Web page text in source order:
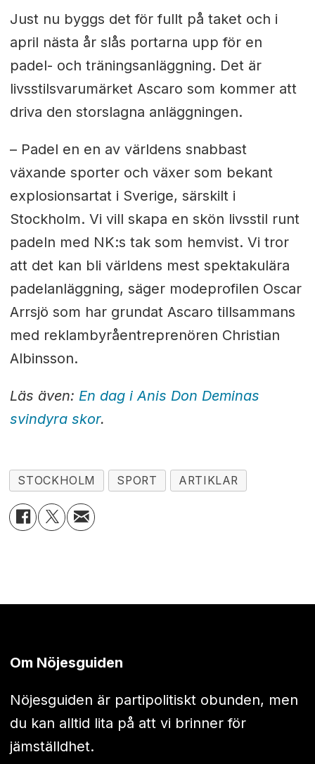
Just nu byggs det för fullt på taket och i
april nästa år slås portarna upp för en
padel- och träningsanläggning. Det är
livsstilsvarumärket Ascaro som kommer att
driva den storslagna anläggningen.
– Padel en en av världens snabbast
växande sporter och växer som bekant
explosionsartat i Sverige, särskilt i
Stockholm. Vi vill skapa en skön livsstil runt
padeln med NK:s tak som hemvist. Vi tror
att det kan bli världens mest spektakulära
padelanläggning, säger modeprofilen Oscar
Arrsjö som har grundat Ascaro tillsammans
med reklambyråentreprenören Christian
Albinsson.
Läs även: En dag i Anis Don Deminas
svindyra skor.
STOCKHOLM SPORT ARTIKLAR
Om Nöjesguiden
Nöjesguiden är partipolitiskt obunden, men
du kan alltid lita på att vi brinner för
jämställdhet.